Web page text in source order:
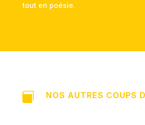
tout en poésie.
 NOS AUTRES COUPS